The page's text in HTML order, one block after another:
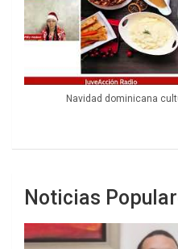
Navidad dominicana
Noticias